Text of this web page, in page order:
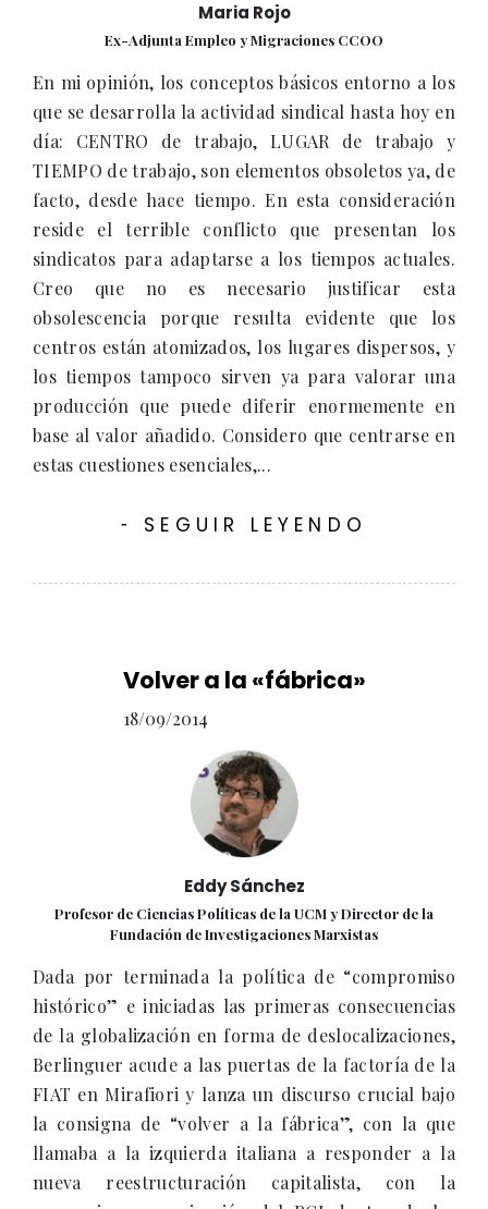
Maria Rojo
Ex-Adjunta Empleo y Migraciones CCOO
En mi opinión, los conceptos básicos entorno a los
que se desarrolla la actividad sindical hasta hoy en
día: CENTRO de trabajo, LUGAR de trabajo y
TIEMPO de trabajo, son elementos obsoletos ya, de
facto, desde hace tiempo. En esta consideración
reside el terrible conflicto que presentan los
sindicatos para adaptarse a los tiempos actuales.
Creo que no es necesario justificar esta
obsolescencia porque resulta evidente que los
centros están atomizados, los lugares dispersos, y
los tiempos tampoco sirven ya para valorar una
producción que puede diferir enormemente en
base al valor añadido. Considero que centrarse en
estas cuestiones esenciales,...
- SEGUIR LEYENDO
Volver a la «fábrica»
18/09/2014
Eddy Sánchez
Profesor de Ciencias Políticas de la UCM y Director de la
Fundación de Investigaciones Marxistas
Dada por terminada la política de “compromiso
histórico” e iniciadas las primeras consecuencias
de la globalización en forma de deslocalizaciones,
Berlinguer acude a las puertas de la factoría de la
FIAT en Mirafiori y lanza un discurso crucial bajo
la consigna de “volver a la fábrica”, con la que
llamaba a la izquierda italiana a responder a la
nueva reestructuración capitalista, con la